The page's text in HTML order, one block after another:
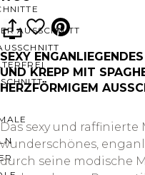
AUSSCHNITT
SEXY
UND KREPP MIT
HERZFÖRMIGEM
Das sexy und raffinierte
wunderschönes,
durch seine modische